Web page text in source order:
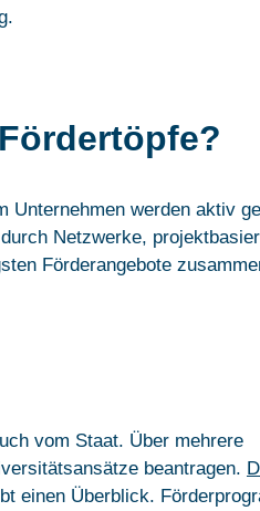
Unternehmen werden aktiv
Netzwerke,
Förderangebote
vom Staat. Über mehrere
beantragen.
einen Überblick.